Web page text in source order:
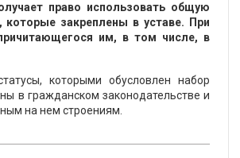
право использовать общую
которые закреплены в уставе. При
им, в том числе, в
которыми обусловлен набор
в гражданском законодательстве и
на нем строениям.